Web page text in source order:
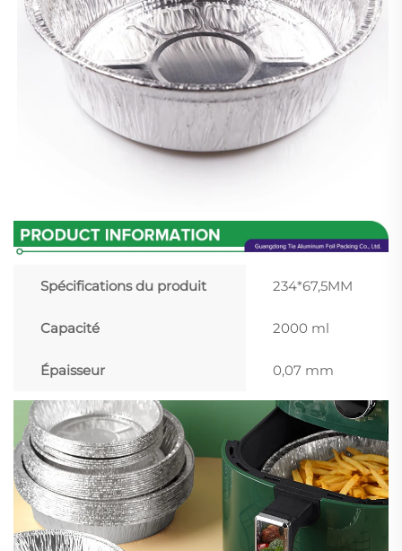
Spécifications du produit 234*67,5MM
Capacité 2000 ml
Épaisseur 0,07 mm